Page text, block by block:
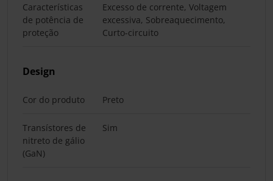
Características
de potência de
proteção
Excesso de corrente, Voltagem
excessiva, Sobreaquecimento,
Curto-circuito
Design
Cor do produto Preto
Transístores de
nitreto de gálio
(GaN)
Sim